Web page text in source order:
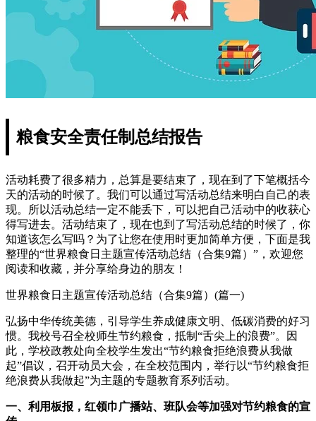
粮食安全责任制总结报告
活动耗费了很多精力，总算是要结束了，现在到了下笔概括今
天的活动的时候了。我们可以通过写活动总结来明白自己的表
现。所以活动总结一定不能丢下，可以把自己活动中的收获心
得写进去。活动结束了，现在也到了写活动总结的时候了，你
知道该怎么写吗？为了让您在使用时更加简单方便，下面是我
整理的“世界粮食日主题宣传活动总结（合集9篇）”，欢迎您
阅读和收藏，并分享给身边的朋友！
世界粮食日主题宣传活动总结（合集9篇）(篇一)
弘扬中华传统美德，引导学生养成健康文明、低碳消费的好习
惯。我校号召全校师生节约粮食，抵制“舌尖上的浪费”。因
此，学校政教处向全校学生发出“节约粮食拒绝浪费从我做
起”倡议，召开动员大会，在全校范围内，举行以“节约粮食拒
绝浪费从我做起”为主题的专题教育系列活动。
一、利用板报，红领巾广播站、班队会等加强对节约粮食的宣